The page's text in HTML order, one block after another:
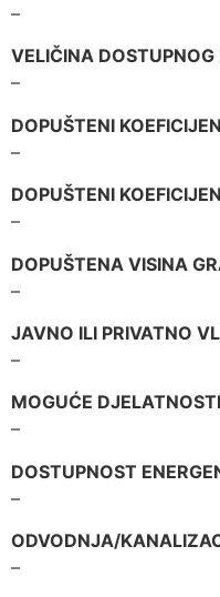
–
VELIČINA
–
DOPUŠTENI
–
DOPUŠTENI
–
DOPUŠTENA VISINA
–
JAVNO ILI PRIVATNO
–
MOGUĆE DJELATNOSTI
–
DOSTUPNOST
–
ODVODNJA/
–